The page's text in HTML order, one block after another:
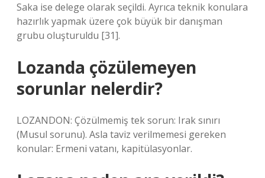
Saka ise delege olarak seçildi. Ayrıca teknik konulara
hazırlık yapmak üzere çok büyük bir danışman
grubu oluşturuldu [31].
Lozanda çözülemeyen
sorunlar nelerdir?
LOZANDON: Çözülmemiş tek sorun: Irak sınırı
(Musul sorunu). Asla taviz verilmemesi gereken
konular: Ermeni vatanı, kapitülasyonlar.